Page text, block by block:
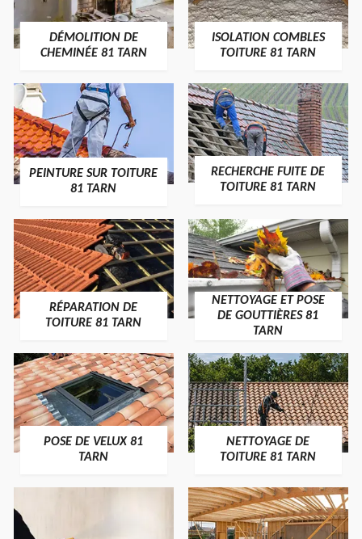
DÉMOLITION DE
CHEMINÉE 81 TARN
ISOLATION COMBLES
TOITURE 81 TARN
PEINTURE SUR TOITURE
81 TARN
RECHERCHE FUITE DE
TOITURE 81 TARN
RÉPARATION DE
TOITURE 81 TARN
NETTOYAGE ET POSE
DE GOUTTIÈRES 81
TARN
POSE DE VELUX 81
TARN
NETTOYAGE DE
TOITURE 81 TARN